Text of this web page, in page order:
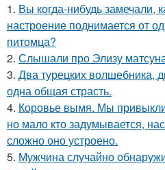
1. Вы когда-нибудь замечали,
настроение поднимается от
питомца?
2. Слышали про Элизу
3. Два турецких волшебника,
одна общая страсть.
4. Коровье вымя. Мы привыкли
но мало кто задумывается,
сложно оно устроено.
5. Мужчина случайно